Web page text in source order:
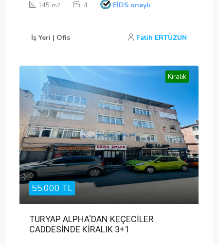
145 m2 4 EİDS onaylı
İş Yeri | Ofis Fatih ERTÜZÜN
Kiralık
55.000 TL
TURYAP ALPHA'DAN KEÇECİLER
CADDESİNDE KİRALIK 3+1